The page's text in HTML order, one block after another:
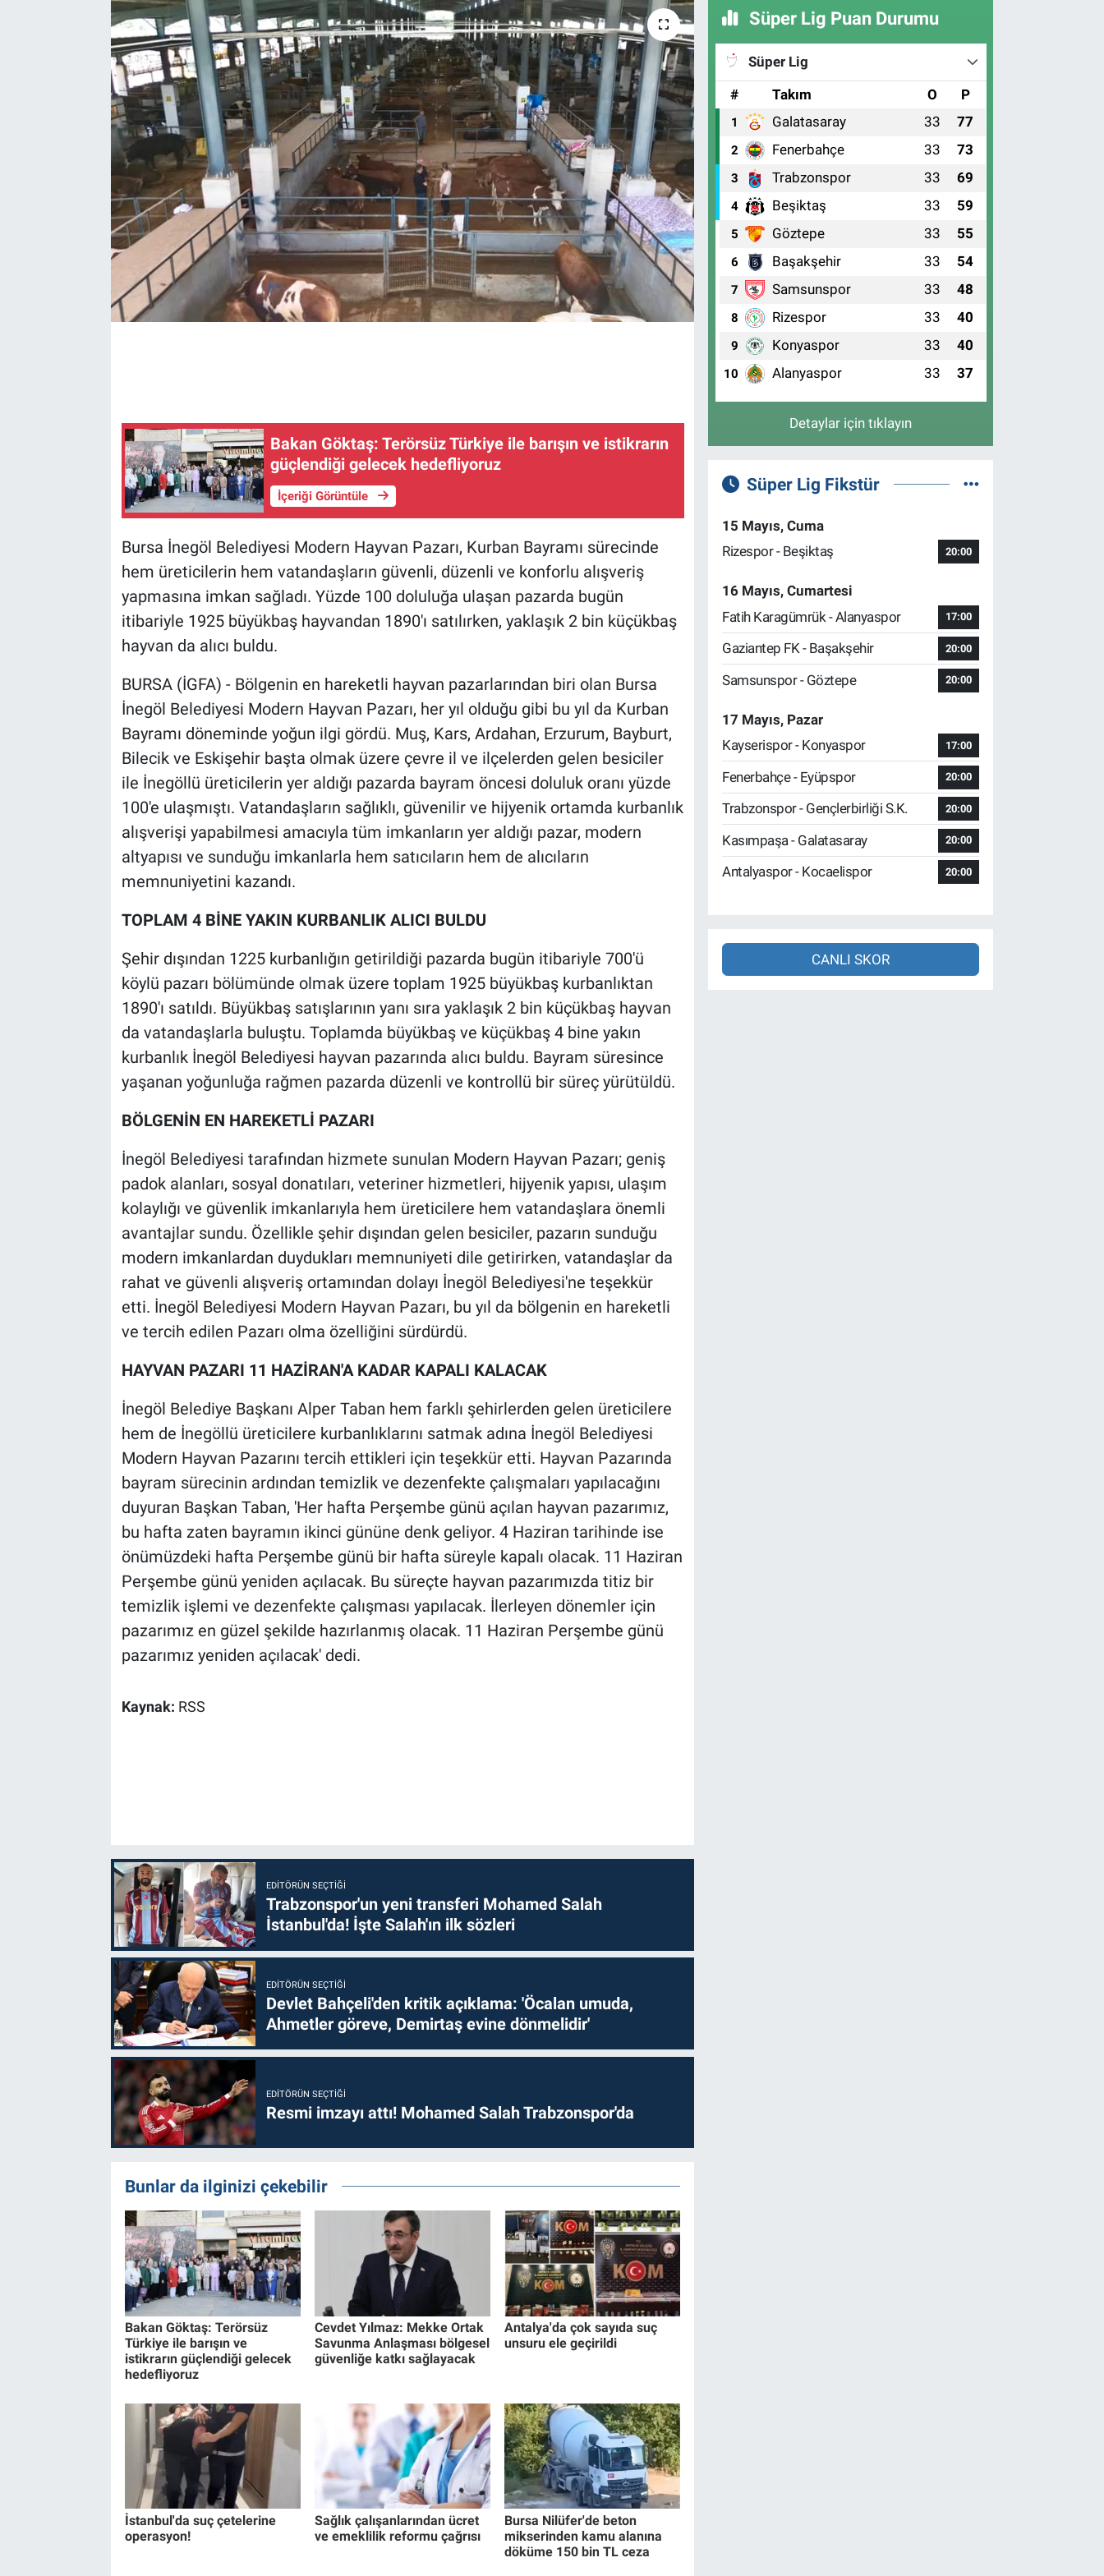
Bakan Göktaş: Terörsüz Türkiye ile barışın ve istikrarın
güçlendiği gelecek hedefliyoruz
İçeriği Görüntüle
Bursa İnegöl Belediyesi Modern Hayvan Pazarı, Kurban Bayramı sürecinde
hem üreticilerin hem vatandaşların güvenli, düzenli ve konforlu alışveriş
yapmasına imkan sağladı. Yüzde 100 doluluğa ulaşan pazarda bugün
itibariyle 1925 büyükbaş hayvandan 1890'ı satılırken, yaklaşık 2 bin küçükbaş
hayvan da alıcı buldu.
BURSA (İGFA) - Bölgenin en hareketli hayvan pazarlarından biri olan Bursa
İnegöl Belediyesi Modern Hayvan Pazarı, her yıl olduğu gibi bu yıl da Kurban
Bayramı döneminde yoğun ilgi gördü. Muş, Kars, Ardahan, Erzurum, Bayburt,
Bilecik ve Eskişehir başta olmak üzere çevre il ve ilçelerden gelen besiciler
ile İnegöllü üreticilerin yer aldığı pazarda bayram öncesi doluluk oranı yüzde
100'e ulaşmıştı. Vatandaşların sağlıklı, güvenilir ve hijyenik ortamda kurbanlık
alışverişi yapabilmesi amacıyla tüm imkanların yer aldığı pazar, modern
altyapısı ve sunduğu imkanlarla hem satıcıların hem de alıcıların
memnuniyetini kazandı.
TOPLAM 4 BİNE YAKIN KURBANLIK ALICI BULDU
Şehir dışından 1225 kurbanlığın getirildiği pazarda bugün itibariyle 700'ü
köylü pazarı bölümünde olmak üzere toplam 1925 büyükbaş kurbanlıktan
1890'ı satıldı. Büyükbaş satışlarının yanı sıra yaklaşık 2 bin küçükbaş hayvan
da vatandaşlarla buluştu. Toplamda büyükbaş ve küçükbaş 4 bine yakın
kurbanlık İnegöl Belediyesi hayvan pazarında alıcı buldu. Bayram süresince
yaşanan yoğunluğa rağmen pazarda düzenli ve kontrollü bir süreç yürütüldü.
BÖLGENİN EN HAREKETLİ PAZARI
İnegöl Belediyesi tarafından hizmete sunulan Modern Hayvan Pazarı; geniş
padok alanları, sosyal donatıları, veteriner hizmetleri, hijyenik yapısı, ulaşım
kolaylığı ve güvenlik imkanlarıyla hem üreticilere hem vatandaşlara önemli
avantajlar sundu. Özellikle şehir dışından gelen besiciler, pazarın sunduğu
modern imkanlardan duydukları memnuniyeti dile getirirken, vatandaşlar da
rahat ve güvenli alışveriş ortamından dolayı İnegöl Belediyesi'ne teşekkür
etti. İnegöl Belediyesi Modern Hayvan Pazarı, bu yıl da bölgenin en hareketli
ve tercih edilen Pazarı olma özelliğini sürdürdü.
HAYVAN PAZARI 11 HAZİRAN'A KADAR KAPALI KALACAK
İnegöl Belediye Başkanı Alper Taban hem farklı şehirlerden gelen üreticilere
hem de İnegöllü üreticilere kurbanlıklarını satmak adına İnegöl Belediyesi
Modern Hayvan Pazarını tercih ettikleri için teşekkür etti. Hayvan Pazarında
bayram sürecinin ardından temizlik ve dezenfekte çalışmaları yapılacağını
duyuran Başkan Taban, 'Her hafta Perşembe günü açılan hayvan pazarımız,
bu hafta zaten bayramın ikinci gününe denk geliyor. 4 Haziran tarihinde ise
önümüzdeki hafta Perşembe günü bir hafta süreyle kapalı olacak. 11 Haziran
Perşembe günü yeniden açılacak. Bu süreçte hayvan pazarımızda titiz bir
temizlik işlemi ve dezenfekte çalışması yapılacak. İlerleyen dönemler için
pazarımız en güzel şekilde hazırlanmış olacak. 11 Haziran Perşembe günü
pazarımız yeniden açılacak' dedi.
Kaynak: RSS
EDITÖRÜN SEÇTIĞI
Trabzonspor'un yeni transferi Mohamed Salah
İstanbul'da! İşte Salah'ın ilk sözleri
EDITÖRÜN SEÇTIĞI
Devlet Bahçeli'den kritik açıklama: 'Öcalan umuda,
Ahmetler göreve, Demirtaş evine dönmelidir'
EDITÖRÜN SEÇTIĞI
Resmi imzayı attı! Mohamed Salah Trabzonspor'da
Bunlar da ilginizi çekebilir
Bakan Göktaş: Terörsüz
Türkiye ile barışın ve
istikrarın güçlendiği gelecek
hedefliyoruz
Cevdet Yılmaz: Mekke Ortak
Savunma Anlaşması bölgesel
güvenliğe katkı sağlayacak
Antalya'da çok sayıda suç
unsuru ele geçirildi
İstanbul'da suç çetelerine
operasyon!
Sağlık çalışanlarından ücret
ve emeklilik reformu çağrısı
Bursa Nilüfer'de beton
mikserinden kamu alanına
döküme 150 bin TL ceza
Süper Lig Puan Durumu
Süper Lig
#
Takım O P
1 Galatasaray 33 77
2 Fenerbahçe 33 73
3 Trabzonspor 33 69
4 Beşiktaş 33 59
5 Göztepe 33 55
6 Başakşehir 33 54
7 Samsunspor 33 48
8 Rizespor 33 40
9 Konyaspor 33 40
10 Alanyaspor 33 37
Detaylar için tıklayın
Süper Lig Fikstür
15 Mayıs, Cuma
Rizespor - Beşiktaş
20:00
16 Mayıs, Cumartesi
Fatih Karagümrük - Alanyaspor
17:00
Gaziantep FK - Başakşehir 20:00
Samsunspor - Göztepe 20:00
17 Mayıs, Pazar
Kayserispor - Konyaspor
17:00
Fenerbahçe - Eyüpspor 20:00
Trabzonspor - Gençlerbirliği S.K. 20:00
Kasımpaşa - Galatasaray 20:00
Antalyaspor - Kocaelispor 20:00
CANLI SKOR